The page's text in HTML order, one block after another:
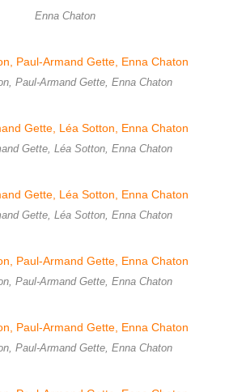
Enna Chaton
Paul-Armand Gette, Enna Chaton
Gette, Léa Sotton, Enna Chaton
Gette, Léa Sotton, Enna Chaton
Paul-Armand Gette, Enna Chaton
Paul-Armand Gette, Enna Chaton